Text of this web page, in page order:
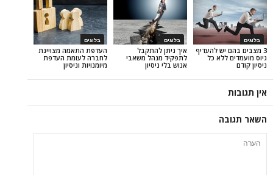
בלוגים
העדפת התאמה מצויינת
לחברה לעומת העדפת
מיומנויות וניסיון
בלוגים
איך ניתן להתקבל
לתפקיד מנהל משאבי
להעדיף
כל